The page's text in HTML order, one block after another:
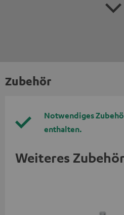
Zubehör
Notwendiges
enthalten.
Weiteres Zubehör